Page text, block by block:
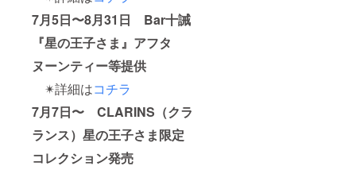
7月5日〜8月31日 Bar十誡
『星の王子さま』アフタ
ヌーンティー等提供
✴︎詳細はコチラ
7月7日〜 CLARINS（クラ
ランス）星の王子さま限定
コレクション発売